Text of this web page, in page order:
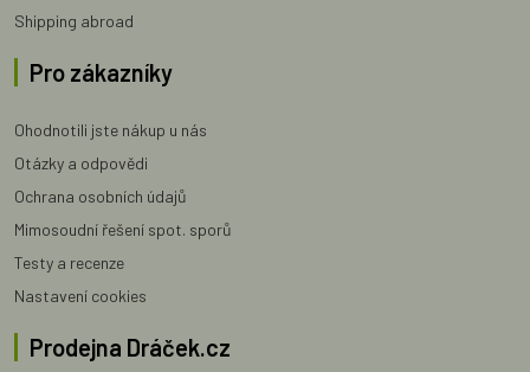
Shipping abroad
Pro zákazníky
Ohodnotili jste nákup u nás
Otázky a odpovědi
Ochrana osobních údajů
Mimosoudní řešení spot. sporů
Testy a recenze
Nastavení cookies
Prodejna Dráček.cz